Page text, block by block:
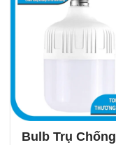
-56%
Bulb Trụ Chống